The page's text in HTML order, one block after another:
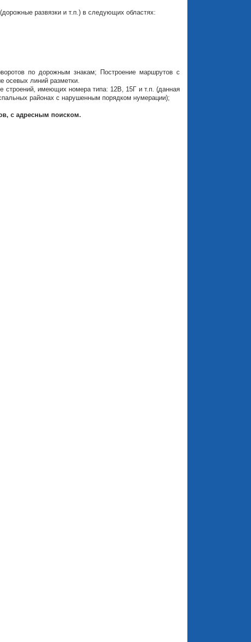
развязки и т.п.) в следующих областях:
по дорожным знакам; Построение маршрутов с
осевых линий разметки.
строений, имеющих номера типа: 12В, 15Г и т.п. (данная
районах c нарушенным порядком нумерации);
с адресным поиском.